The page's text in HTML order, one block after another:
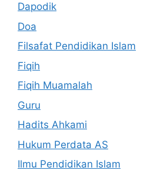
Dapodik
Doa
Filsafat Pendidikan Islam
Fiqih
Fiqih Muamalah
Guru
Hadits Ahkami
Hukum Perdata AS
Ilmu Pendidikan Islam